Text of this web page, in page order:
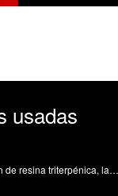
usadas
En este objeto aprendizaje se aborda la definición de resina triterpénica, la clasificación e identificación estas resinas. También se nombran las principales características de estas resinas usadas artísticamente. Zalbidea Muñoz, MA. (2017). Las resinas triterpénicas usadas para barnices. https://riunet.upv.es/handle/10251/84475 DER